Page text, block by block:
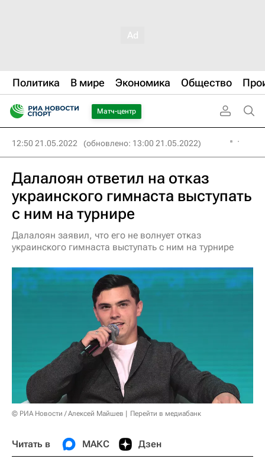
Политика В мире Экономика Общество
Матч-центр
12:50 21.05.2022 (обновлено: 13:00 21.05.2022)
Далалоян ответил на отказ
украинского гимнаста выступать
с ним на турнире
Далалоян заявил, что его не волнует отказ
украинского гимнаста выступать с ним на турнире
© РИА Новости / Алексей Майшев Перейти в медиабанк
Читать в МАКС Дзен